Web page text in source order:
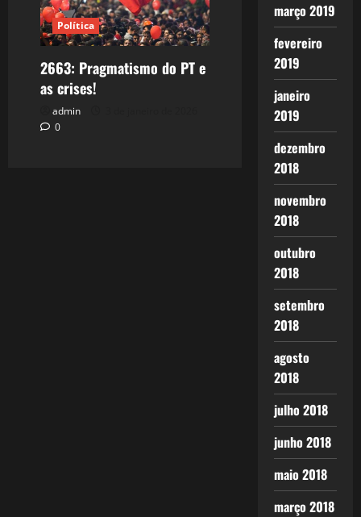
Política
2663: Pragmatismo do PT e
as crises!
admin
0
março 2019
fevereiro
2019
janeiro
2019
dezembro
2018
novembro
2018
outubro
2018
setembro
2018
agosto
2018
julho 2018
junho 2018
maio 2018
março 2018